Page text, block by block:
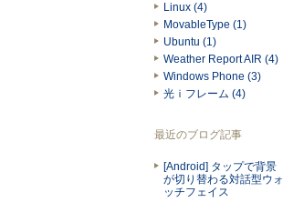
Linux (4)
MovableType (1)
Ubuntu (1)
Weather Report AIR (4)
Windows Phone (3)
光ｉフレーム (4)
最近のブログ記事
[Android] タップで背景
が切り替わる対話型ウォ
ッチフェイス